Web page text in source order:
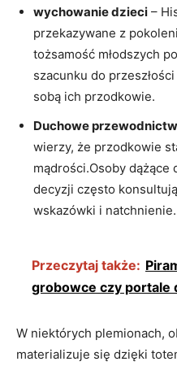
wychowanie dzieci –
przekazywane z
tożsamość młodszych
szacunku do
sobą ich przodkowie.
Duchowe
wierzy, że przodkowie
mądrości.Osoby dążące
decyzji często
wskazówki i natchnienie.
Przeczytaj także:
grobowce czy portale
W niektórych plemionach,
materializuje się dzięki